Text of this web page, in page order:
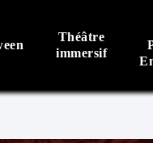
Théâtre
immersif